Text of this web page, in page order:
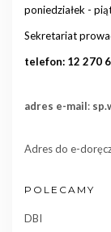
poniedziałek -
Sekretariat
telefon: 12 270
adres e-mail:
Adres do e-
POLECAMY
DBI